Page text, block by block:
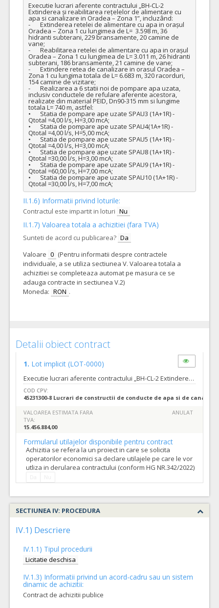
Executie lucrari aferente contractului „BH-CL-2
Extinderea și reabilitarea rețelelor de alimentare cu
apa si canalizare in Oradea – Zona 1”, incluzând:
-	Extinderea retelei de alimentare cu apa in orașul
Oradea – Zona 1 cu lungimea de L=  3.598 m, 36
hidranti subterani, 229 bransamente, 20 camine de
vane;
-	Reabilitarea retelei de alimentare cu apa in orașul
Oradea – Zona 1 cu lungimea de L= 3.011 m, 26 hidranti
subterani, 186 bransamente, 21 camine de vane;
-	Extindere retea de canalizare in orasul Oradea –
Zona 1 cu lungima totala de L= 6.683 m, 320 racorduri,
154 camine de vizitare;
-	Realizarea a 6 statii noi de pompare apa uzata,
inclusiv conductele de refulare aferente acestora,
realizate din material PEID, Dn90-315 mm si lungime
totala L= 740 m, astfel:
•	Statia de pompare ape uzate SPAU3 (1A+1R) -
Qtotal =4,00 l/s, H=3,00 mcA;
•	Statia de pompare ape uzate SPAU4(1A+1R) -
Qtotal =4,00 l/s, H=5,00 mcA;
•	Statia de pompare ape uzate SPAU5 (1A+1R) -
Qtotal =4,00 l/s, H=3,00 mcA;
•	Statia de pompare ape uzate SPAU8 (1A+1R) -
Qtotal =30,00 l/s, H=3,00 mcA;
•	Statia de pompare ape uzate SPAU9 (1A+1R) -
Qtotal =60,00 l/s, H=7,00 mcA;
•	Statia de pompare ape uzate SPAU10 (1A+1R) -
Qtotal =30,00 l/s, H=7,00 mcA;
II.1.6) Informatii privind loturile:
Contractul este impartit in loturi Nu
II.1.7) Valoarea totala a achizitiei (fara TVA)
Sunteti de acord cu publicarea? Da
Valoare 0 (Pentru informatii despre contractele
individuale, a se utiliza sectiunea V. Valoarea totala a
achizitiei se completeaza automat pe masura ce se
adauga contracte in sectiunea V.2)
Moneda: RON .
Detalii obiect contract
1. Lot implicit (LOT-0000)
Executie lucrari aferente contractului „BH-CL-2 Extinderea și reabilitarea rețelelor de alimentare cu apa si canalizare in Oradea – Zona 1”, incluzând: - Extinderea retelei de alimentare cu apa in orașul Oradea – Zona 1 cu lungimea de L= 3.598 m, 36 hidranti subterani, 229 bransamente, 20 camine de vane; - Reabilitarea retelei de alimentare cu apa in orașul Oradea – Zona 1 cu lungimea de L= 3.011 m, 26 hidranti subterani, 186 bransamente, 21 camine de vane; - Extindere retea de canalizare in orasul Oradea – Zona 1 cu lungima totala de L= 6.683 m, 320 racorduri, 154 camine de vizitare; - Realizarea a 6 statii noi de pompare apa uzata, inclusiv conductele de refulare aferente acestora, realizate din material PEID, Dn90-315 mm si lungime totala L= 740 m, astfel: • Statia de pompare ape uzate SPAU3 (1A+1R) - Qtotal =4,00 l/s, H=3,00 mcA; • Statia de pompare ape uzate SPAU4(1A+1R) - Qtotal =4,00 l/s, H=5,00 mcA; • Statia de pompare ape uzate SPAU5 (1A+1R) - Qtotal =4,00 l/s, H=3,00 mcA; • Statia de pompare ape uzate SPAU8 (1A+1R) - Qtotal =30,00 l/s, H=3,00 mcA; • Statia de pompare ape uzate SPAU9 (1A+1R) - Qtotal =60,00 l/s, H=7,00 mcA; • Statia de pompare ape uzate SPAU10 (1A+1R) - Qtotal =30,00 l/s, H=7,00 mcA; Lucrarile includ: a) Lucrari de constructie. b) Furnizarea si montarea utilajelor si echipamentelor tehnologice. c) Testare si punere in functiune. d) Remedierea eventualelor defecte aparute in Perioada de Garantie de minim de minim 36 luni e) Instruirea personalului Beneficiarului si/sau Operatorului. Perioada de execuție a lucrărilor este de maxim 8 luni calendaristice de la data emiterii ordinului de începere a lucrărilor. Perioada de garanție a lucrărilor este de minim 36 luni, sau 48/60 luni, corespunzătoare încadrării construcţiilor în categoria de importanţă C, în sensul legii. Achiziţia contractului sectorial de lucrări contribuie la îndeplinirea obiectivelor „Proiectului Regional de Dezvoltare a Infrastructurii de apa si apă uzată din Judeţul Bihor, in perioada 2014-2020″, proiect cofinanţat din fonduri de coeziune, prin Programul Operaţional Infrastructură Mare (POIM), Axa prioritară 3 - Dezvoltarea infrastructurii de mediu în condiţii de management eficient al resurselor. Obiectivul general al contractului este asigurarea implementării corespunzătoare a «Proiectului Regional de Dezvoltare a Infrastructurii de apa si apă uzată din Judeţul Bihor, in perioada 2014-2020», contribuind la îmbunătățirea infrastructurii în sectorul de apă și canalizare din județul Bihor, în vederea îndeplinirii obligațiilor de conformitate stabilite prin Tratatul de Aderare și mai ales cu Directiva Europeana 98/83/CE referitoare la calitatea apei potabile, transpusă în legislația națională prin Legea 311/2004 și Directiva 91/271/CE transpusă în legislația națională prin Hotarârea 352/2005, referitoare la tratarea apei uzate urbane. Perioada de Garantie este de minim de minim 36 luni, sau 48/60 luni. Lucrările de execuție se vor realiza conform proiectului tehnic, anexat documentației de atribuire. Răspunsul consolidat, va fi postat astfel: - EC va răspunde doar la solicitările de clarificări adresate până în a 19–a zi inainte de termenul limita stabilit pentru depunerea ofertelor; - EC va transmite raspunsul consolidat la solicitarile de clarificari in a 11-a zi inainte de termenul limita stabilit pentru depunerea ofertelor. Entitatea contractanta isi rezerva dreptul de a nu mai raspunde la nici o solicitare de clarificari dupa expirarea termenului prevazut mai sus. Contravaloarea taxelor aferente emiterii avizelor de execuție a lucrărilor, vor fi suportate de către ofertantul declarat câștigător. Valoarea acestora va fi cuprinsă în articolele comasate ale fiecărui tronson fără a se aplica recapitulație și TVA pe valoarea lor. Contractul se compune din perioada de execuție a lucrărilor care este de: 8 luni + Perioada de notificare a defectelor/perioada de garanție:de minim 36 luni sau 48/60 luni. Conform Devizului General privind cheltuielile necesare realizarii intregului proiect regional, Cheltuielile diverse si neprevazute in valoare de 15.039.943 lei nu au fost incluse in valoarea estimata a contractului. In perioada execuţiei lucrărilor se va asigura funcţionarea reţelelor existente la parametrii normali, dupa caz.
COD CPV:
45231300-8 Lucrari de constructii de conducte de apa si de
VALOAREA ESTIMATA FARA
TVA:
15.456.884,00
ANULAT
Formularul utilajelor disponibile pentru contract
Achizitia se refera la un proiect in care se solicita
operatorilor economici sa declare utilajele pe care le vor
utliza in derularea contractului (conform HG NR.342/2022)
SECTIUNEA IV: PROCEDURA
IV.1) Descriere
IV.1.1) Tipul procedurii
Licitatie deschisa
IV.1.3) Informatii privind un acord-cadru sau un sistem
dinamic de achizitii:
Contract de achizitii publice